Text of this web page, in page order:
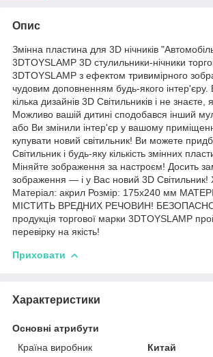
Опис
Змінна пластина для 3D нічників
3DTOYSLAMP 3D стулильники-нічники
3DTOYSLAMP з ефектом тривимірного
чудовим доповненням будь-якого
кілька дизайнів 3D Світильників і не
Можливо вашій дитині сподобався інший
або Ви змінили інтер'єр у вашому
купувати новий світильник! Ви можете
Світильник і будь-яку кількість змінних
Міняйте зображення за настроєм! Досить
зображення — і у Вас новий 3D Світильник!
Матеріал: акрил Розмір: 175х240 мм
МІСТИТЬ ВРЕДНИХ РЕЧОВИН!
продукція торгової марки 3DTOYSLAMP
перевірку на якість!
Приховати
Характеристики
Основні атрибути
Країна виробник
Китай